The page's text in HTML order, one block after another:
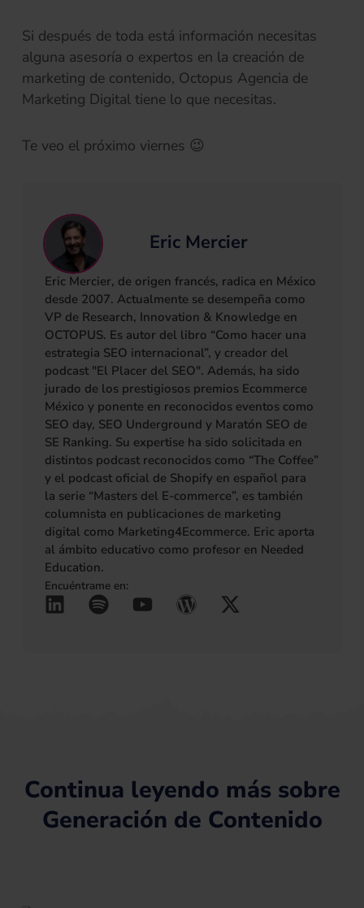
Si después de toda está información necesitas
alguna asesoría o expertos en la creación de
marketing de contenido, Octopus Agencia de
Marketing Digital tiene lo que necesitas.
Te veo el próximo viernes 😉
Eric Mercier
Eric Mercier, de origen francés, radica en México
desde 2007. Actualmente se desempeña como
VP de Research, Innovation & Knowledge en
OCTOPUS. Es autor del libro “Como hacer una
estrategia SEO internacional”, y creador del
podcast "El Placer del SEO". Además, ha sido
jurado de los prestigiosos premios Ecommerce
México y ponente en reconocidos eventos como
SEO day, SEO Underground y Maratón SEO de
SE Ranking. Su expertise ha sido solicitada en
distintos podcast reconocidos como “The Coffee”
y el podcast oficial de Shopify en español para
la serie “Masters del E-commerce”, es también
columnista en publicaciones de marketing
digital como Marketing4Ecommerce. Eric aporta
al ámbito educativo como profesor en Needed
Education.
Encuéntrame en:
L
(se abre en una
S
(se abre en una
Y
(se abre en una
W
(se abre en
X
(se abre
Continua leyendo más sobre
Generación de Contenido